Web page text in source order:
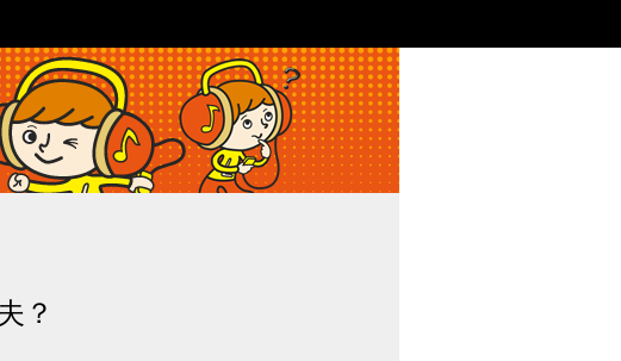
ライブ・コンサートの疑問解
？